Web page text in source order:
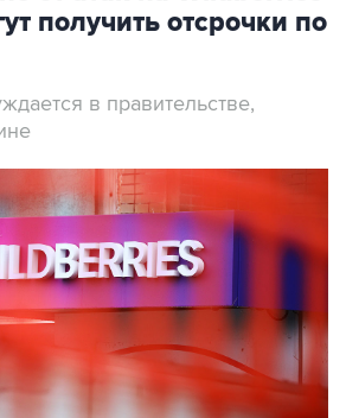
получить отсрочки по
в правительстве,